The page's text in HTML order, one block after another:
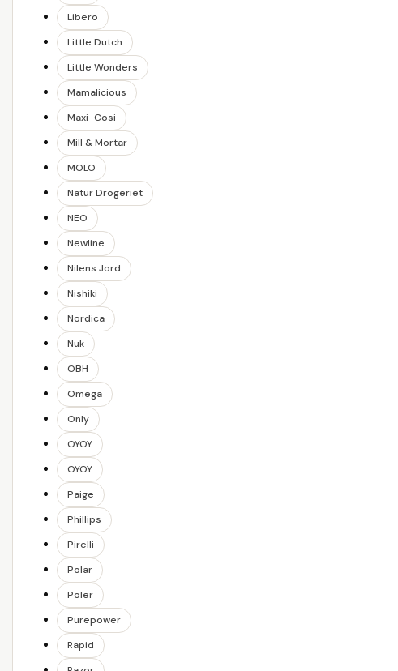
Libero
Little Dutch
Little Wonders
Mamalicious
Maxi-Cosi
Mill & Mortar
MOLO
Natur Drogeriet
NEO
Newline
Nilens Jord
Nishiki
Nordica
Nuk
OBH
Omega
Only
OYOY
OYOY
Paige
Phillips
Pirelli
Polar
Poler
Purepower
Rapid